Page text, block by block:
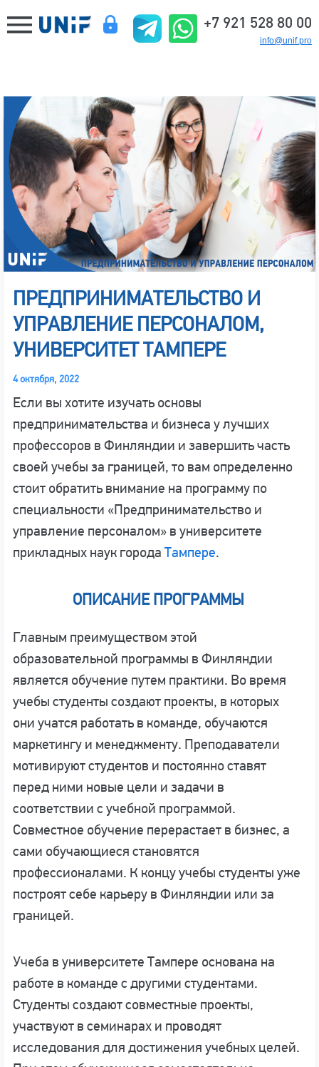
+7 921 528 80 00
info@unif.pro
ПРЕДПРИНИМАТЕЛЬСТВО И
УПРАВЛЕНИЕ ПЕРСОНАЛОМ,
УНИВЕРСИТЕТ ТАМПЕРЕ
4 октября, 2022
Если вы хотите изучать основы
предпринимательства и бизнеса у лучших
профессоров в Финляндии и завершить часть
своей учебы за границей, то вам определенно
стоит обратить внимание на программу по
специальности «Предпринимательство и
управление персоналом» в университете
прикладных наук города Тампере.
ОПИСАНИЕ ПРОГРАММЫ
Главным преимуществом этой
образовательной программы в Финляндии
является обучение путем практики. Во время
учебы студенты создают проекты, в которых
они учатся работать в команде, обучаются
маркетингу и менеджменту. Преподаватели
мотивируют студентов и постоянно ставят
перед ними новые цели и задачи в
соответствии с учебной программой.
Совместное обучение перерастает в бизнес, а
сами обучающиеся становятся
профессионалами. К концу учебы студенты уже
построят себе карьеру в Финляндии или за
границей.
Учеба в университете Тампере основана на
работе в команде с другими студентами.
Студенты создают совместные проекты,
участвуют в семинарах и проводят
исследования для достижения учебных целей.